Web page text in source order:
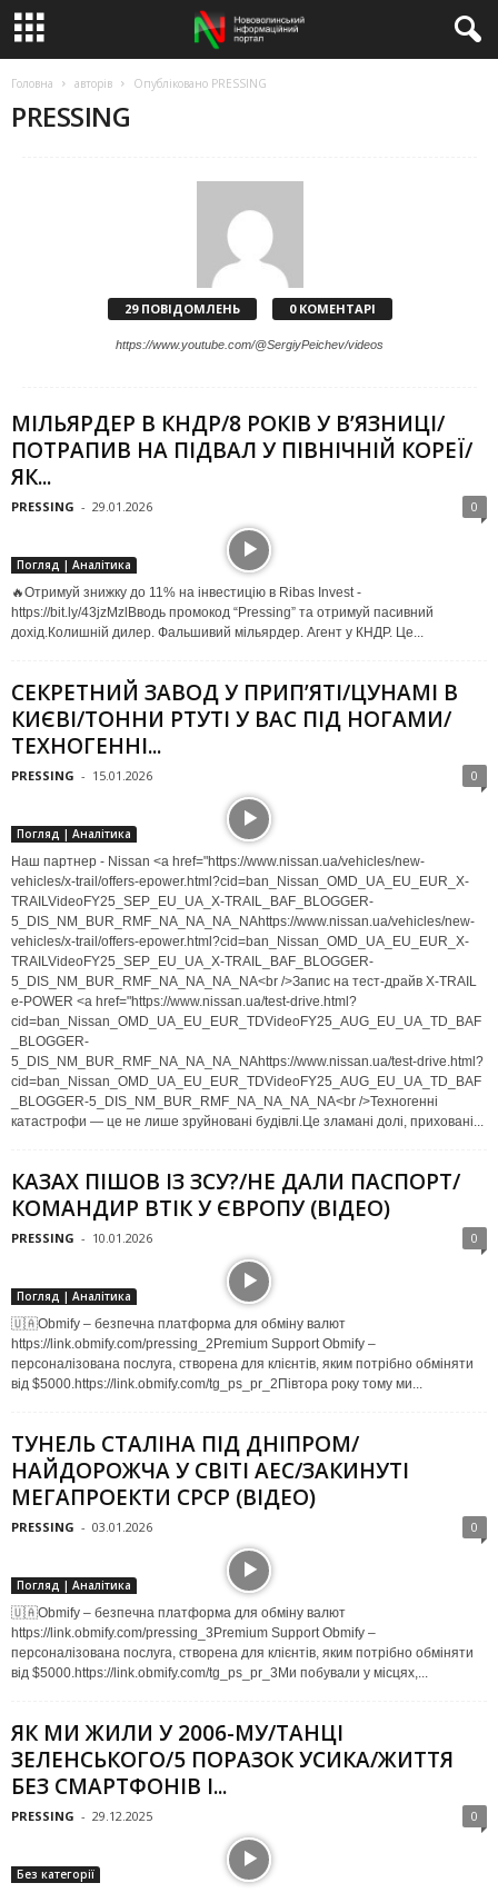
Головна авторів Опубліковано PRESSING
PRESSING
29 ПОВІДОМЛЕНЬ 0 КОМЕНТАРІ
https://www.youtube.com/@SergiyPeichev/videos
МІЛЬЯРДЕР В КНДР/8 РОКІВ У В’ЯЗНИЦІ/
ПОТРАПИВ НА ПІДВАЛ У ПІВНІЧНІЙ КОРЕЇ/
ЯК...
PRESSING - 29.01.2026 0
Погляд | Аналітика
🔥Отримуй знижку до 11% на інвестицію в Ribas Invest -
https://bit.ly/43jzMzlВводь промокод “Pressing” та отримуй пасивний
дохід.Колишній дилер. Фальшивий мільярдер. Агент у КНДР. Це...
СЕКРЕТНИЙ ЗАВОД У ПРИП’ЯТІ/ЦУНАМІ В
КИЄВІ/ТОННИ РТУТІ У ВАС ПІД НОГАМИ/
ТЕХНОГЕННІ...
PRESSING - 15.01.2026 0
Погляд | Аналітика
Наш партнер - Nissan <a href="https://www.nissan.ua/vehicles/new-
vehicles/x-trail/offers-epower.html?cid=ban_Nissan_OMD_UA_EU_EUR_X-
TRAILVideoFY25_SEP_EU_UA_X-TRAIL_BAF_BLOGGER-
5_DIS_NM_BUR_RMF_NA_NA_NA_NAhttps://www.nissan.ua/vehicles/new-
vehicles/x-trail/offers-epower.html?cid=ban_Nissan_OMD_UA_EU_EUR_X-
TRAILVideoFY25_SEP_EU_UA_X-TRAIL_BAF_BLOGGER-
5_DIS_NM_BUR_RMF_NA_NA_NA_NA<br />Запис на тест-драйв X-TRAIL
e-POWER <a href="https://www.nissan.ua/test-drive.html?
cid=ban_Nissan_OMD_UA_EU_EUR_TDVideoFY25_AUG_EU_UA_TD_BAF
_BLOGGER-
5_DIS_NM_BUR_RMF_NA_NA_NA_NAhttps://www.nissan.ua/test-drive.html?
cid=ban_Nissan_OMD_UA_EU_EUR_TDVideoFY25_AUG_EU_UA_TD_BAF
_BLOGGER-5_DIS_NM_BUR_RMF_NA_NA_NA_NA<br />Техногенні
катастрофи — це не лише зруйновані будівлі.Це зламані долі, приховані...
КАЗАХ ПІШОВ ІЗ ЗСУ?/НЕ ДАЛИ ПАСПОРТ/
КОМАНДИР ВТІК У ЄВРОПУ (ВІДЕО)
PRESSING - 10.01.2026 0
Погляд | Аналітика
🇺🇦Obmify – безпечна платформа для обміну валют
https://link.obmify.com/pressing_2Premium Support Obmify –
персоналізована послуга, створена для клієнтів, яким потрібно обміняти
від $5000.https://link.obmify.com/tg_ps_pr_2Півтора року тому ми...
ТУНЕЛЬ СТАЛІНА ПІД ДНІПРОМ/
НАЙДОРОЖЧА У СВІТІ АЕС/ЗАКИНУТІ
МЕГАПРОЕКТИ СРСР (ВІДЕО)
PRESSING - 03.01.2026 0
Погляд | Аналітика
🇺🇦Obmify – безпечна платформа для обміну валют
https://link.obmify.com/pressing_3Premium Support Obmify –
персоналізована послуга, створена для клієнтів, яким потрібно обміняти
від $5000.https://link.obmify.com/tg_ps_pr_3Ми побували у місцях,...
ЯК МИ ЖИЛИ У 2006-МУ/ТАНЦІ
ЗЕЛЕНСЬКОГО/5 ПОРАЗОК УСИКА/ЖИТТЯ
БЕЗ СМАРТФОНІВ І...
PRESSING - 29.12.2025 0
Без категорії